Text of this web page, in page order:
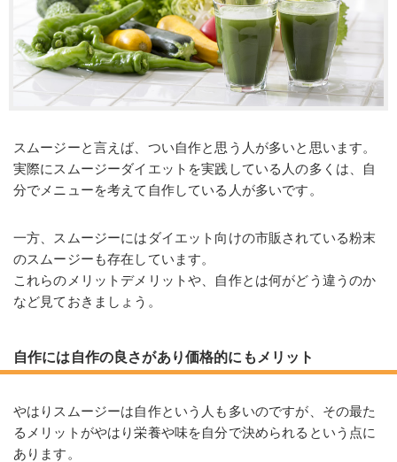
スムージーと言えば、つい自作と思う人が多いと思います。
実際にスムージーダイエットを実践している人の多くは、自
分でメニューを考えて自作している人が多いです。
一方、スムージーにはダイエット向けの市販されている粉末
のスムージーも存在しています。
これらのメリットデメリットや、自作とは何がどう違うのか
など見ておきましょう。
自作には自作の良さがあり価格的にもメリット
やはりスムージーは自作という人も多いのですが、その最た
るメリットがやはり栄養や味を自分で決められるという点に
あります。